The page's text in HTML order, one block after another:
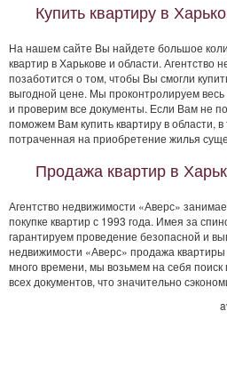
Купить квартиру в
На нашем сайте Вы найдете большое
квартир в Харькове и области. Агентство
позаботится о том, чтобы Вы смогли
выгодной цене. Мы проконтролируем
и проверим все документы. Если Вам не
поможем Вам купить квартиру в области,
потраченная на приобретение жилья
Продажа квартир в
Агентство недвижимости «Аверс»
покупке квартир с 1993 года. Имея за
гарантируем проведение безопасной и
недвижимости «Аверс» продажа
много времени, мы возьмем на себя
всех документов, что значительно